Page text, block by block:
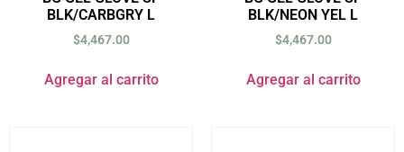
BLK/CARBGRY L
$4,467.00
Agregar al carrito
BLK/NEON YEL L
$4,467.00
Agregar al carrito